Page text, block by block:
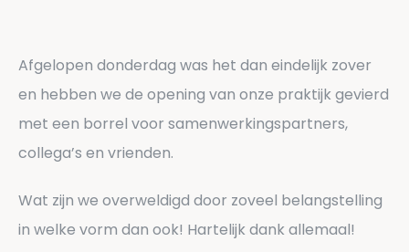
Afgelopen donderdag was het dan eindelijk zover
en hebben we de opening van onze praktijk gevierd
met een borrel voor samenwerkingspartners,
collega’s en vrienden.
Wat zijn we overweldigd door zoveel belangstelling
in welke vorm dan ook! Hartelijk dank allemaal!